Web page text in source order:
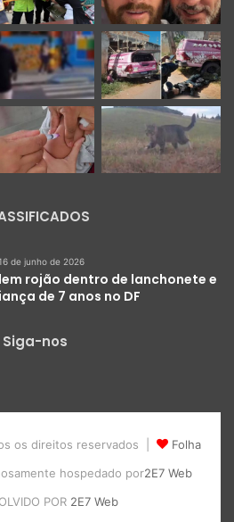
de junho de 2026
rojão dentro de lanchonete e
de 7 anos no DF
Siga-nos
os direitos reservados |
Folha
hospedado por2E7 Web
POR 2E7 Web